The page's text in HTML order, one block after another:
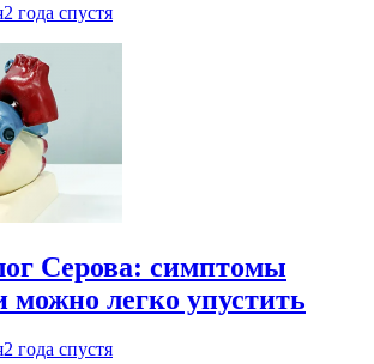
2 года спустя
Серова: симптомы
можно легко упустить
2 года спустя